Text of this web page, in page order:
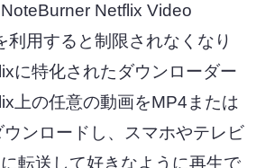
Netflix Video
利用すると制限されなくなり
に特化されたダウンローダー
上の任意の動画をMP4または
ンロードし、スマホやテレビ
転送して好きなように再生で